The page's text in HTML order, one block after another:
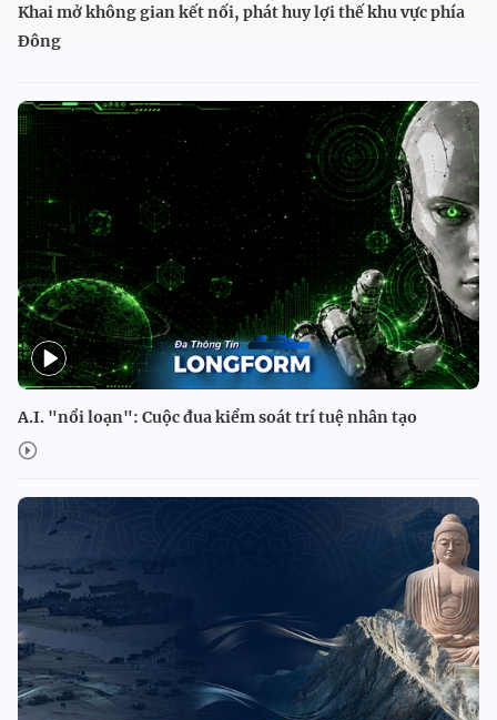
Khai mở không gian kết nối, phát huy lợi thế khu vực phía
Đông
A.I. "nổi loạn": Cuộc đua kiểm soát trí tuệ nhân tạo